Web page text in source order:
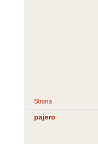
Strona
pajero